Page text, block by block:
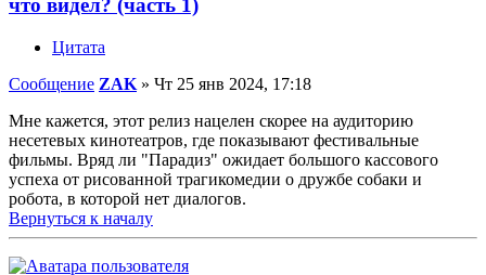
что видел? (часть 1)
Цитата
Сообщение ZAK » Чт 25 янв 2024, 17:18
Мне кажется, этот релиз нацелен скорее на аудиторию
несетевых кинотеатров, где показывают фестивальные
фильмы. Вряд ли "Парадиз" ожидает большого кассового
успеха от рисованной трагикомедии о дружбе собаки и
робота, в которой нет диалогов.
Вернуться к началу